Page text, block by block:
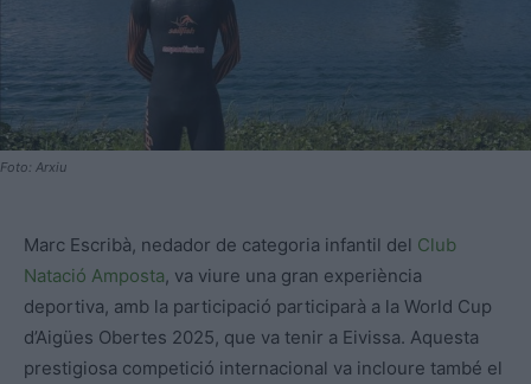
Foto: Arxiu
Marc Escribà, nedador de categoria infantil del Club
Natació Amposta, va viure una gran experiència
deportiva, amb la participació participarà a la World Cup
d’Aigües Obertes 2025, que va tenir a Eivissa. Aquesta
prestigiosa competició internacional va incloure també el